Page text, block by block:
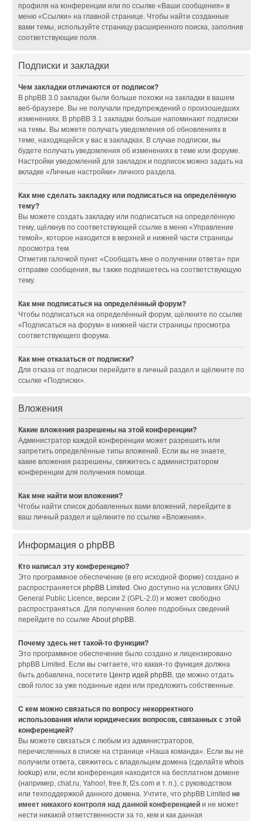
профиля на конференции или по ссылке «Ваши сообщения» в
меню «Ссылки» на главной странице. Чтобы найти созданные
вами темы, используйте страницу расширенного поиска, заполнив
соответствующие поля.
Подписки и закладки
Чем закладки отличаются от подписок?
В phpBB 3.0 закладки были больше похожи на закладки в вашем
веб-браузере. Вы не получали предупреждений о произошедших
изменениях. В phpBB 3.1 закладки больше напоминают подписки
на темы. Вы можете получать уведомления об обновлениях в
теме, находящейся у вас в закладках. В случае подписки, вы
будете получать уведомления об изменениях в теме или форуме.
Настройки уведомлений для закладок и подписок можно задать на
вкладке «Личные настройки» личного раздела.
Как мне сделать закладку или подписаться на определённую
тему?
Вы можете создать закладку или подписаться на определённую
тему, щёлкнув по соответствующей ссылке в меню «Управление
темой», которое находится в верхней и нижней части страницы
просмотра тем.
Отметив галочкой пункт «Сообщать мне о получении ответа» при
отправке сообщения, вы также подпишетесь на соответствующую
тему.
Как мне подписаться на определённый форум?
Чтобы подписаться на определённый форум, щёлкните по ссылке
«Подписаться на форум» в нижней части страницы просмотра
соответствующего форума.
Как мне отказаться от подписки?
Для отказа от подписки перейдите в личный раздел и щёлкните по
ссылке «Подписки».
Вложения
Какие вложения разрешены на этой конференции?
Администратор каждой конференции может разрешить или
запретить определённые типы вложений. Если вы не знаете,
какие вложения разрешены, свяжитесь с администратором
конференции для получения помощи.
Как мне найти мои вложения?
Чтобы найти список добавленных вами вложений, перейдите в
ваш личный раздел и щёлкните по ссылке «Вложения».
Информация о phpBB
Кто написал эту конференцию?
Это программное обеспечение (в его исходной форме) создано и
распространяетсяphpBB Limited . Оно доступно на условиях GNU
General Public Licence, версии 2 (GPL-2.0) и может свободно
распространяться. Для получения более подробных сведений
перейдите по ссылкеAbout phpBB.
Почему здесь нет такой-то функции?
Это программное обеспечение было создано и лицензировано
phpBB Limited. Если вы считаете, что какая-то функция должна
быть добавлена, посетите Центр идей phpBB, где можно отдать
свой голос за уже поданные идеи или предложить собственные.
С кем можно связаться по вопросу некорректного
использования и/или юридических вопросов, связанных с этой
конференцией?
Вы можете связаться с любым из администраторов,
перечисленных в списке на странице «Наша команда». Если вы не
получили ответа, свяжитесь с владельцем домена (сделайтеwhois
lookup) или, если конференция находится на бесплатном домене
(например, chat.ru, Yahoo!, free.fr, f2s.com и т. п.), с руководством
или техподдержкой данного домена. Учтите, что phpBB Limitedне
имеет никакого контроля над данной конференцией и не может
нести никакой ответственности за то, кем и как данная